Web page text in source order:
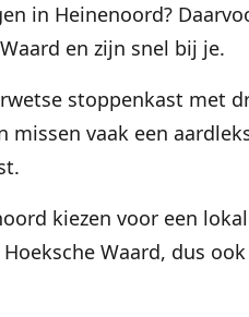
in Heinenoord?
en zijn snel bij je.
stoppenkast met
missen vaak een
kiezen voor een
Waard, dus